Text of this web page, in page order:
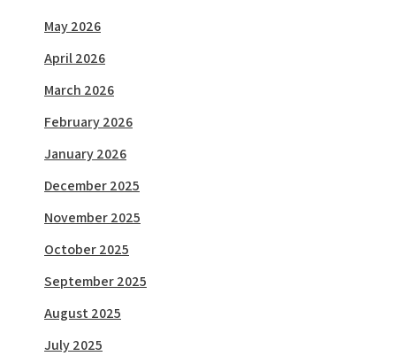
May 2026
April 2026
March 2026
February 2026
January 2026
December 2025
November 2025
October 2025
September 2025
August 2025
July 2025